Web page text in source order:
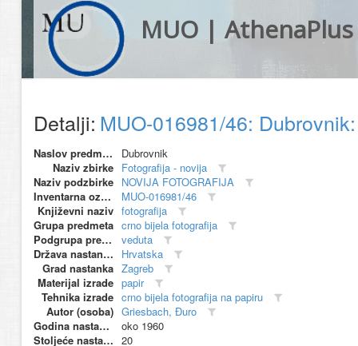
MUO | AthenaPlus
Detalji: MUO-016981/46:
Naslov predmeta
Dubrovnik
Naziv zbirke Fotografija - novija
Naziv podzbirke NOVIJA FOTOGRAFIJA
Inventarna oznaka
MUO-016981/46
Književni naziv fotografija
Grupa predmeta crno bijela fotografija
Podgrupa predmeta
veduta
Država nastanka
Hrvatska
Grad nastanka Zagreb
Materijal izrade papir
Tehnika izrade crno bijela fotografija na papiru
Autor (osoba) Griesbach, Đuro
Godina nastanka
oko 1960
Stoljeće nastanka 20